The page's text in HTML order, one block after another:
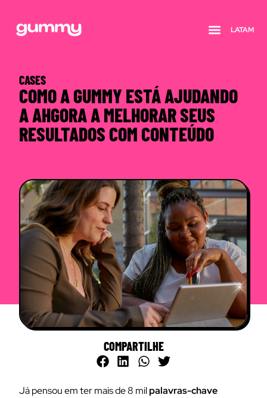
LATAM
CASES
COMO A GUMMY ESTÁ AJUDANDO
A AHGORA A MELHORAR SEUS
RESULTADOS COM CONTEÚDO
COMPARTILHE
Já pensou em ter mais de 8 milpalavras-chave